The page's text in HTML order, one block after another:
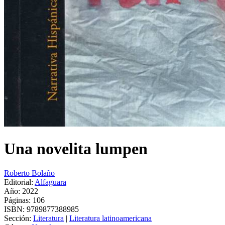
Una novelita lumpen
Roberto Bolaño
Editorial: Alfaguara
Año: 2022
Páginas: 106
ISBN: 9789877388985
Sección: Literatura | Literatura latinoamericana